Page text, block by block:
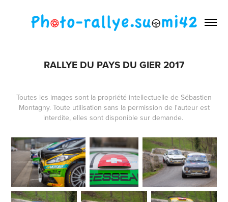
RALLYE DU PAYS DU GIER 2017
Toutes les images sont la propriété intellectuelle de Sébastien
Montagny. Toute utilisation sans la permission de l'auteur est
interdite, elles sont disponible sur demande.